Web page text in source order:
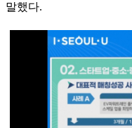
말했다.